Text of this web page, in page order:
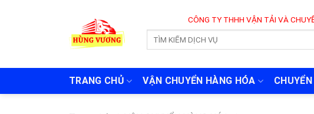
CÔNG TY THHH VẬN TẢI VÀ CHUYỂN NHÀ HÙNG
TRANG CHỦ VẬN CHUYỂN HÀNG HÓA